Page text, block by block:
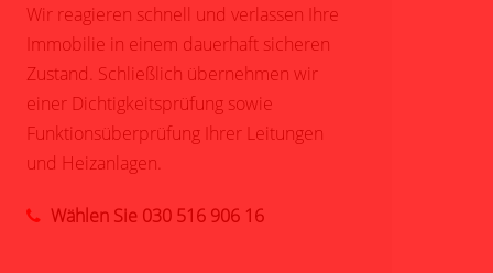
Wir reagieren schnell und verlassen Ihre
Immobilie in einem dauerhaft sicheren
Zustand. Schließlich übernehmen wir
einer Dichtigkeitsprüfung sowie
Funktionsüberprüfung Ihrer Leitungen
und Heizanlagen.
Wählen Sie 030 516 906 16